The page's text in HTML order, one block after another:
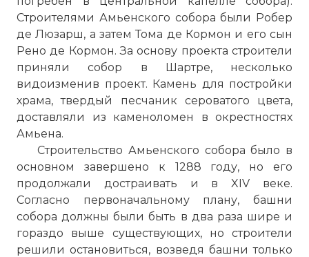
Строителями Амьенского собора были Робер
де Люзарш, а затем Тома де Кормон и его сын
Рено де Кормон. За основу проекта строители
приняли собор в Шартре, несколько
видоизменив проект. Камень для постройки
храма, твердый песчаник сероватого цвета,
доставляли из каменоломен в окрестностях
Амьена.
Строительство Амьенского собора было в
основном завершено к 1288 году, но его
продолжали достраивать и в XIV веке.
Согласно первоначальному плану, башни
собора должны были быть в два раза шире и
гораздо выше существующих, но строители
решили остановиться, возведя башни только